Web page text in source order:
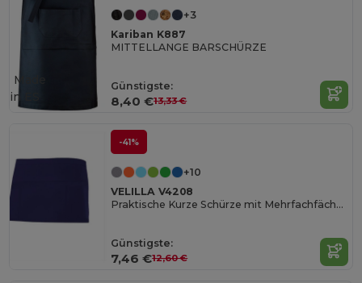
+3
Kariban K887
MITTELLANGE BARSCHÜRZE
Günstigste:
8,40 €13,33 €
Made
in
-41%
+10
VELILLA V4208
Praktische Kurze Schürze mit Mehrfachfächern
Günstigste:
7,46 €12,60 €